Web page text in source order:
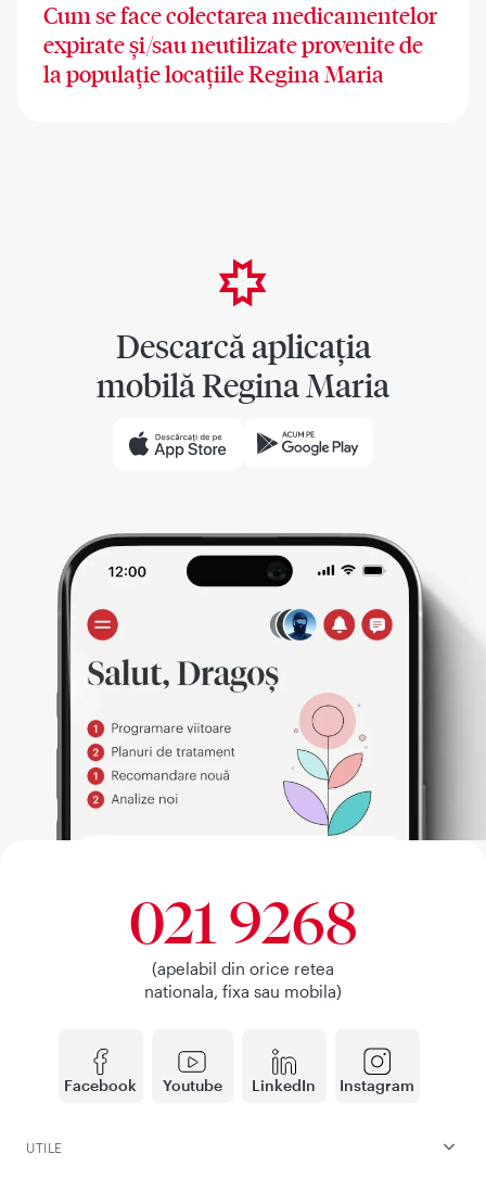
Cum se face colectarea medicamentelor
expirate și/sau neutilizate provenite de
la populație locațiile Regina Maria
Descarcă aplicația
mobilă Regina Maria
Facebook Youtube LinkedIn Instagram
021 9268
(apelabil din orice retea
nationala, fixa sau mobila)
UTILE